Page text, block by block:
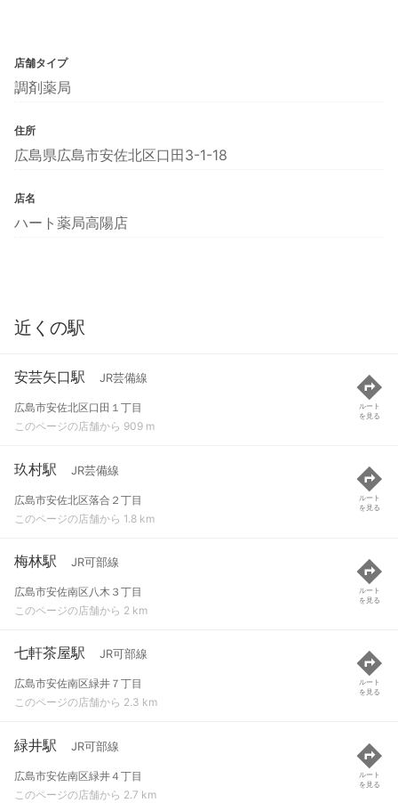
店舗タイプ
調剤薬局
住所
広島県広島市安佐北区口田3-1-18
店名
ハート薬局高陽店
近くの駅
安芸矢口駅 JR芸備線
広島市安佐北区口田１丁目
このページの店舗から 909 m
ルート
を見る
玖村駅 JR芸備線
広島市安佐北区落合２丁目
このページの店舗から 1.8 km
ルート
を見る
梅林駅 JR可部線
広島市安佐南区八木３丁目
このページの店舗から 2 km
ルート
を見る
七軒茶屋駅 JR可部線
広島市安佐南区緑井７丁目
このページの店舗から 2.3 km
ルート
を見る
緑井駅 JR可部線
広島市安佐南区緑井４丁目
このページの店舗から 2.7 km
ルート
を見る